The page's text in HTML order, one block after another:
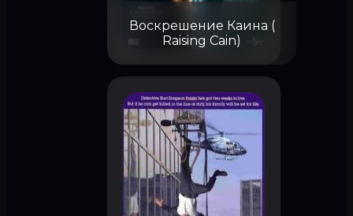
Воскрешение Каина (
Raising Cain)